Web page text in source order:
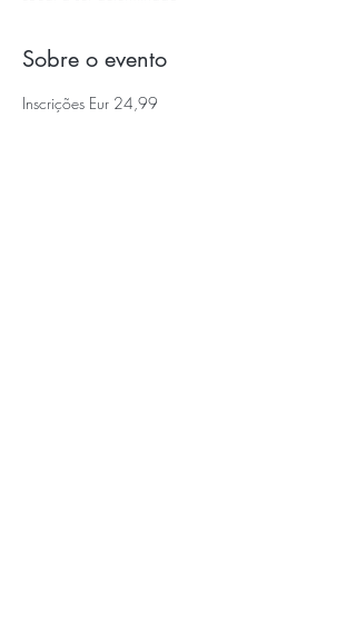
Sobre o evento
Inscrições Eur 24,99